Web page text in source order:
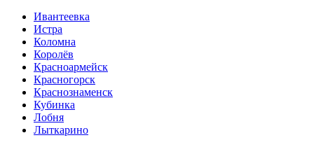
Ивантеевка
Истра
Коломна
Королёв
Красноармейск
Красногорск
Краснознаменск
Кубинка
Лобня
Лыткарино